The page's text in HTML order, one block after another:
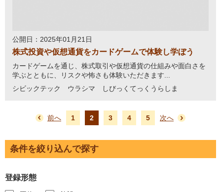
公開日：2025年01月21日
株式投資や仮想通貨をカードゲームで体験し学ぼう
カードゲームを通じ、株式取引や仮想通貨の仕組みや面白さを
学ぶとともに、リスクや怖さも体験いただきます...
シビックテック ウラシマ しびっくてっくうらしま
前へ 1 2 3 4 5 次へ
条件を絞り込んで探す
登録形態